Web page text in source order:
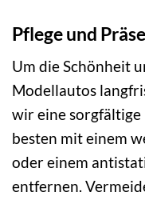
Pflege und
Um die Schönheit
Modellautos
wir eine sorgfältige
besten mit einem
oder einem
entfernen.